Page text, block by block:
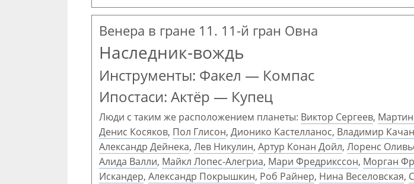
Венера в гране 11. 11-й гран Овна
Наследник-вождь
Инструменты: Факел — Компас
Ипостаси: Актёр — Купец
Люди с таким же расположением планеты: Виктор Сергеев,
Денис Косяков, Пол Глисон, Дионико Кастелланос, Владимир Качан
Александр Дейнека, Лев Никулин, Артур Конан Дойл, Лоренс
Алида Валли, Майкл Лопес-Алегриа, Мари Фредрикссон, Морган
Искандер, Александр Покрышкин, Роб Райнер, Нина Веселовская,